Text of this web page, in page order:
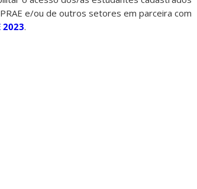
e/ou de outros setores em parceira com
2023.